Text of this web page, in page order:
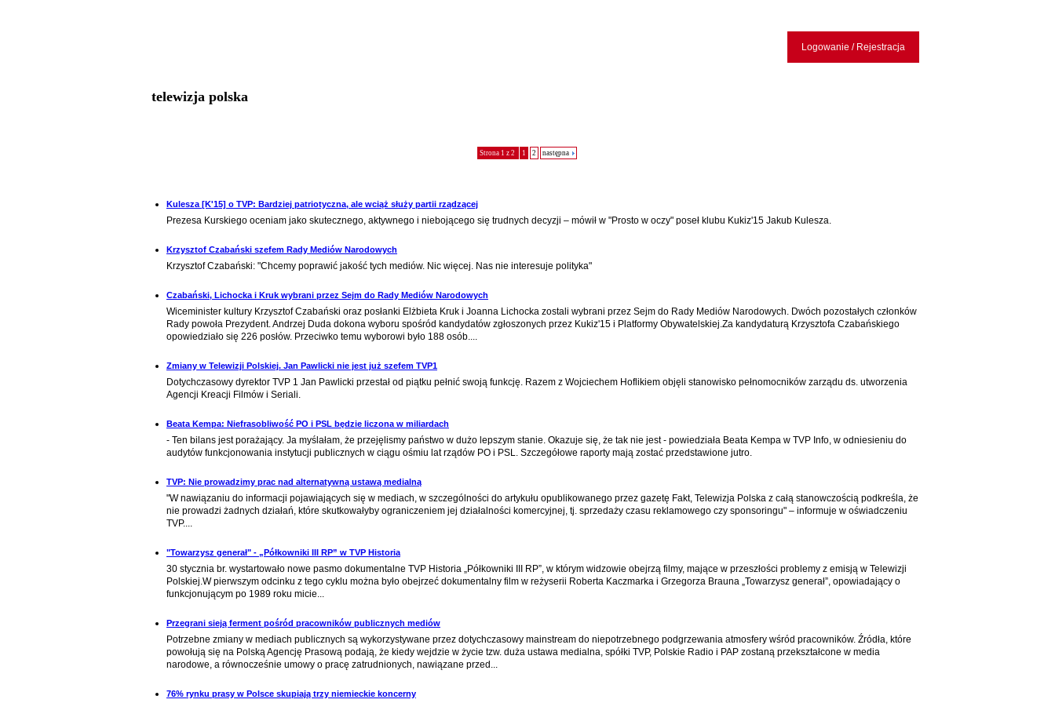
Logowanie / Rejestracja
telewizja polska
Strona 1 z 2 1 2 następna
Kulesza [K'15] o TVP: Bardziej patriotyczna, ale wciąż służy partii rządzącej
Prezesa Kurskiego oceniam jako skutecznego, aktywnego i niebojącego się trudnych decyzji – mówił w "Prosto w oczy" poseł klubu Kukiz'15 Jakub Kulesza.
Krzysztof Czabański szefem Rady Mediów Narodowych
Krzysztof Czabański: "Chcemy poprawić jakość tych mediów. Nic więcej. Nas nie interesuje polityka"
Czabański, Lichocka i Kruk wybrani przez Sejm do Rady Mediów Narodowych
Wiceminister kultury Krzysztof Czabański oraz posłanki Elżbieta Kruk i Joanna Lichocka zostali wybrani przez Sejm do Rady Mediów Narodowych. Dwóch pozostałych członków
Rady powoła Prezydent. Andrzej Duda dokona wyboru spośród kandydatów zgłoszonych przez Kukiz'15 i Platformy Obywatelskiej.Za kandydaturą Krzysztofa Czabańskiego
opowiedziało się 226 posłów. Przeciwko temu wyborowi było 188 osób....
Zmiany w Telewizji Polskiej. Jan Pawlicki nie jest już szefem TVP1
Dotychczasowy dyrektor TVP 1 Jan Pawlicki przestał od piątku pełnić swoją funkcję. Razem z Wojciechem Hoflikiem objęli stanowisko pełnomocników zarządu ds. utworzenia
Agencji Kreacji Filmów i Seriali.
Beata Kempa: Niefrasobliwość PO i PSL będzie liczona w miliardach
- Ten bilans jest porażający. Ja myślałam, że przejęlismy państwo w dużo lepszym stanie. Okazuje się, że tak nie jest - powiedziała Beata Kempa w TVP Info, w odniesieniu do
audytów funkcjonowania instytucji publicznych w ciągu ośmiu lat rządów PO i PSL. Szczegółowe raporty mają zostać przedstawione jutro.
TVP: Nie prowadzimy prac nad alternatywną ustawą medialną
"W nawiązaniu do informacji pojawiających się w mediach, w szczególności do artykułu opublikowanego przez gazetę Fakt, Telewizja Polska z całą stanowczością podkreśla, że
nie prowadzi żadnych działań, które skutkowałyby ograniczeniem jej działalności komercyjnej, tj. sprzedaży czasu reklamowego czy sponsoringu" – informuje w oświadczeniu
TVP....
"Towarzysz generał" - „Półkowniki III RP” w TVP Historia
30 stycznia br. wystartowało nowe pasmo dokumentalne TVP Historia „Półkowniki III RP”, w którym widzowie obejrzą filmy, mające w przeszłości problemy z emisją w Telewizji
Polskiej.W pierwszym odcinku z tego cyklu można było obejrzeć dokumentalny film w reżyserii Roberta Kaczmarka i Grzegorza Brauna „Towarzysz generał”, opowiadający o
funkcjonującym po 1989 roku micie...
Przegrani sieją ferment pośród pracowników publicznych mediów
Potrzebne zmiany w mediach publicznych są wykorzystywane przez dotychczasowy mainstream do niepotrzebnego podgrzewania atmosfery wśród pracowników. Źródła, które
powołują się na Polską Agencję Prasową podają, że kiedy wejdzie w życie tzw. duża ustawa medialna, spółki TVP, Polskie Radio i PAP zostaną przekształcone w media
narodowe, a równocześnie umowy o pracę zatrudnionych, nawiązane przed...
76% rynku prasy w Polsce skupiają trzy niemieckie koncerny